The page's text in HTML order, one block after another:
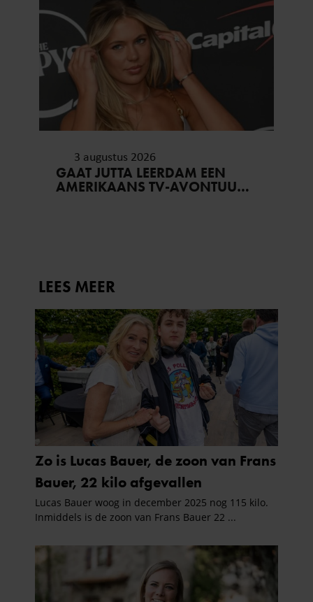
3 augustus 2026
GAAT JUTTA LEERDAM EEN
AMERIKAANS TV-AVONTUUR